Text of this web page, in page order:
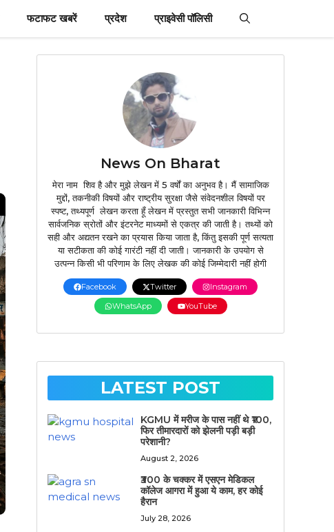
फटाफट खबरें प्रदेश प्राइवेसी पॉलिसी
News On Bharat
मेरा नाम शिव है और मुझे लेखन में 5 वर्षों का अनुभव है। मैं सामाजिक
मुद्दों, तकनीकी विषयों और राष्ट्रीय सुरक्षा जैसे संवेदनशील विषयों पर
स्पष्ट, तथ्यपूर्ण लेखन करता हूँ लेखन में प्रस्तुत सभी जानकारी विभिन्न
सार्वजनिक स्रोतों और इंटरनेट माध्यमों से एकत्र की जाती है। तथ्यों को
सही और अद्यतन रखने का प्रयास किया जाता है, किंतु इसकी पूर्ण सत्यता
या सटीकता की कोई गारंटी नहीं दी जाती। जानकारी के उपयोग से
उत्पन्न किसी भी परिणाम के लिए लेखक की कोई जिम्मेदारी नहीं होगी
Facebook Twitter
Instagram
WhatsApp
YouTube
LATEST POST
KGMU में मरीज के पास नहीं थे ₹100,
फिर तीमारदारों को झेलनी पड़ी बड़ी
परेशानी?
August 2, 2026
₹300 के चक्कर में एसएन मेडिकल
कॉलेज आगरा में हुआ ये काम, हर कोई
हैरान
July 28, 2026